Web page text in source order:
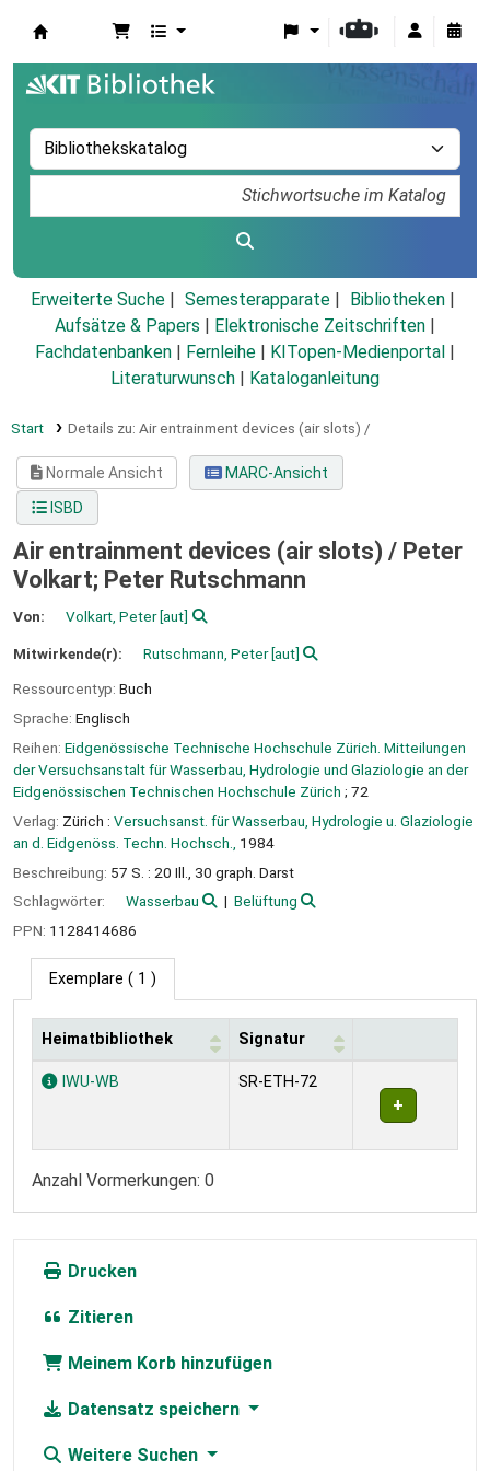
Erweiterte Suche Semesterapparate
Bibliotheken
Aufsätze & Papers
Elektronische Zeitschriften
Fachdatenbanken
Fernleihe KITopen-Medienportal
Literaturwunsch
Kataloganleitung
Start Details zu: Air entrainment devices (air slots) /
Normale Ansicht
MARC-Ansicht
ISBD
Air entrainment devices (air slots) / Peter
Volkart; Peter Rutschmann
Von: Volkart, Peter[aut]
Mitwirkende(r): Rutschmann, Peter[aut]
Ressourcentyp: Buch
Sprache: Englisch
Reihen: Eidgenössische Technische Hochschule Zürich. Mitteilungen
der Versuchsanstalt für Wasserbau, Hydrologie und Glaziologie an der
Eidgenössischen Technischen Hochschule Zürich ; 72
Verlag: Zürich : Versuchsanst. für Wasserbau, Hydrologie u. Glaziologie
an d. Eidgenöss. Techn. Hochsch.,
1984
Beschreibung: 57 S. : 20 Ill., 30 graph. Darst
Schlagwörter:
Wasserbau
Belüftung
PPN: 1128414686
Exemplare ( 1 )
Exemplare
Heimatbibliothek Signatur
IWU-WB SR-ETH-72
Anzahl Vormerkungen: 0
Drucken
Zitieren
Meinem Korb hinzufügen
Datensatz speichern
Weitere Suchen